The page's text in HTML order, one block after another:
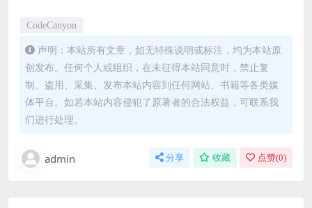
CodeCanyon
声明：本站所有文章，如无特殊说明或标注，均为本站原
创发布。任何个人或组织，在未征得本站同意时，禁止复
制、盗用、采集、发布本站内容到任何网站、书籍等各类媒
体平台。如若本站内容侵犯了原著者的合法权益，可联系我
们进行处理。
admin 分享 收藏 点赞(0)